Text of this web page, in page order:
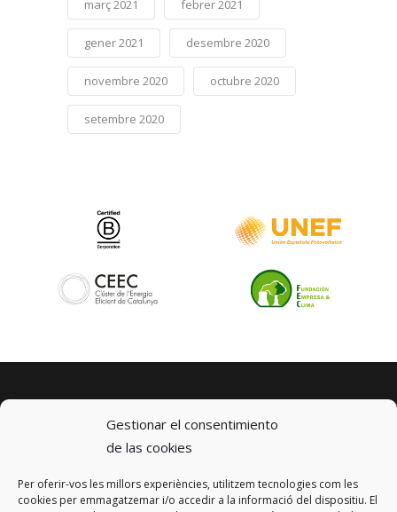
Gestionar el consentimiento
de las cookies
Per oferir-vos les millors experiències, utilitzem tecnologies com les
cookies per emmagatzemar i/o accedir a la informació del dispositiu. El
març 2021 febrer 2021
gener 2021 desembre 2020
novembre 2020 octubre 2020
setembre 2020
© 2023 km0 Energy
Carrer Baldrich 222-226